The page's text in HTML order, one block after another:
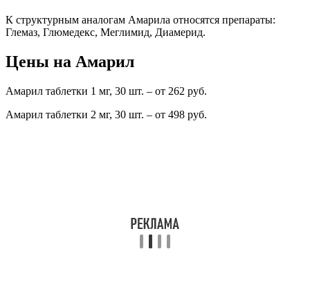
К структурным аналогам Амарила относятся препараты:
Глемаз, Глюмедекс, Меглимид, Диамерид.
Цены на Амарил
Амарил таблетки 1 мг, 30 шт. – от 262 руб.
Амарил таблетки 2 мг, 30 шт. – от 498 руб.